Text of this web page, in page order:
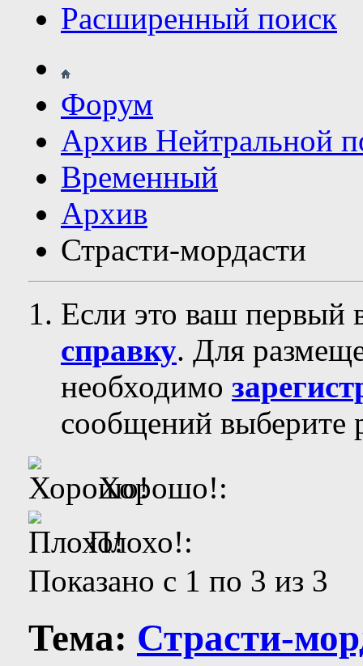
Расширенный поиск
Форум
Архив Нейтральной
Временный
Архив
Страсти-мордасти
Если это ваш первый
справку. Для
необходимо
сообщений выберите
Хорошо!:
Плохо!:
Показано с 1 по 3 из 3
Тема: Страсти-